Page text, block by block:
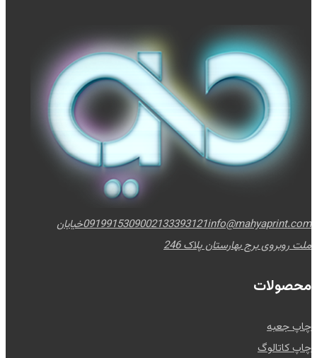
0919915309002133393121info@mahyaprint.com
خیابان
ملت روبروی برج بهارستان پلاک 246
محصولات
چاپ جعبه
چاپ کاتالوگ